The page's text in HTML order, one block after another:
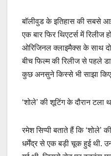
बॉलीवुड के इतिहास की सबसे
एक बार फिर थिएटर्स में रिलीज
ओरिजिनल क्लाइमैक्स के साथ
बीच फिल्म की रिलीज से पहले
कुछ अनसुने किस्से भी साझा
‘शोले’ की शूटिंग के दौरान टला
रमेश सिप्पी बताते हैं कि ‘शोले’
धर्मेंद्र से एक बड़ी चूक हुई थी.